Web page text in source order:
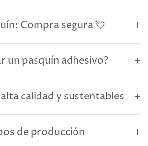
Compra segura 💘
un pasquín adhesivo?
calidad y sustentables
de producción